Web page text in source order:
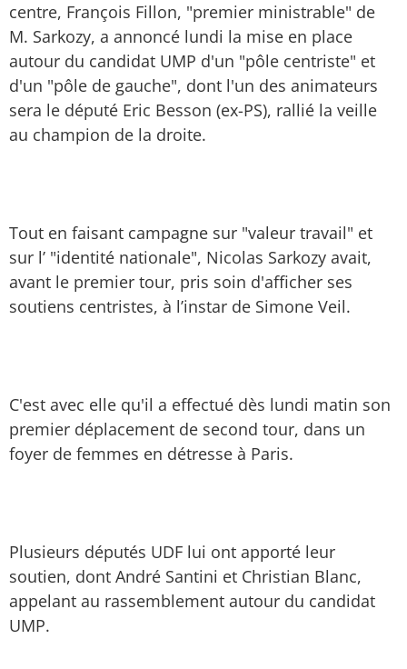
centre, François Fillon, "premier ministrable" de
M. Sarkozy, a annoncé lundi la mise en place
autour du candidat UMP d'un "pôle centriste" et
d'un "pôle de gauche", dont l'un des animateurs
sera le député Eric Besson (ex-PS), rallié la veille
au champion de la droite.
Tout en faisant campagne sur "valeur travail" et
sur l’ "identité nationale", Nicolas Sarkozy avait,
avant le premier tour, pris soin d'afficher ses
soutiens centristes, à l’instar de Simone Veil.
C'est avec elle qu'il a effectué dès lundi matin son
premier déplacement de second tour, dans un
foyer de femmes en détresse à Paris.
Plusieurs députés UDF lui ont apporté leur
soutien, dont André Santini et Christian Blanc,
appelant au rassemblement autour du candidat
UMP.